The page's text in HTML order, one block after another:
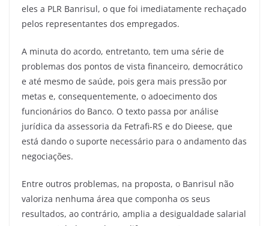
eles a PLR Banrisul, o que foi imediatamente rechaçado
pelos representantes dos empregados.
A minuta do acordo, entretanto, tem uma série de
problemas dos pontos de vista financeiro, democrático
e até mesmo de saúde, pois gera mais pressão por
metas e, consequentemente, o adoecimento dos
funcionários do Banco. O texto passa por análise
jurídica da assessoria da Fetrafi-RS e do Dieese, que
está dando o suporte necessário para o andamento das
negociações.
Entre outros problemas, na proposta, o Banrisul não
valoriza nenhuma área que componha os seus
resultados, ao contrário, amplia a desigualdade salarial